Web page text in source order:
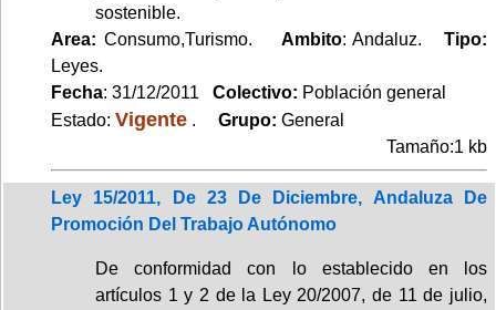
sostenible.
Area: Consumo,Turismo. Ambito: Andaluz.Tipo:
Leyes.
Fecha: 31/12/2011 Colectivo: Población general
Estado: Vigente . Grupo: General
Tamaño:1 kb
Ley 15/2011, De 23 De Diciembre, Andaluza De
Promoción Del Trabajo Autónomo
De conformidad con lo establecido en los
artículos 1 y 2 de la Ley 20/2007, de 11 de julio,